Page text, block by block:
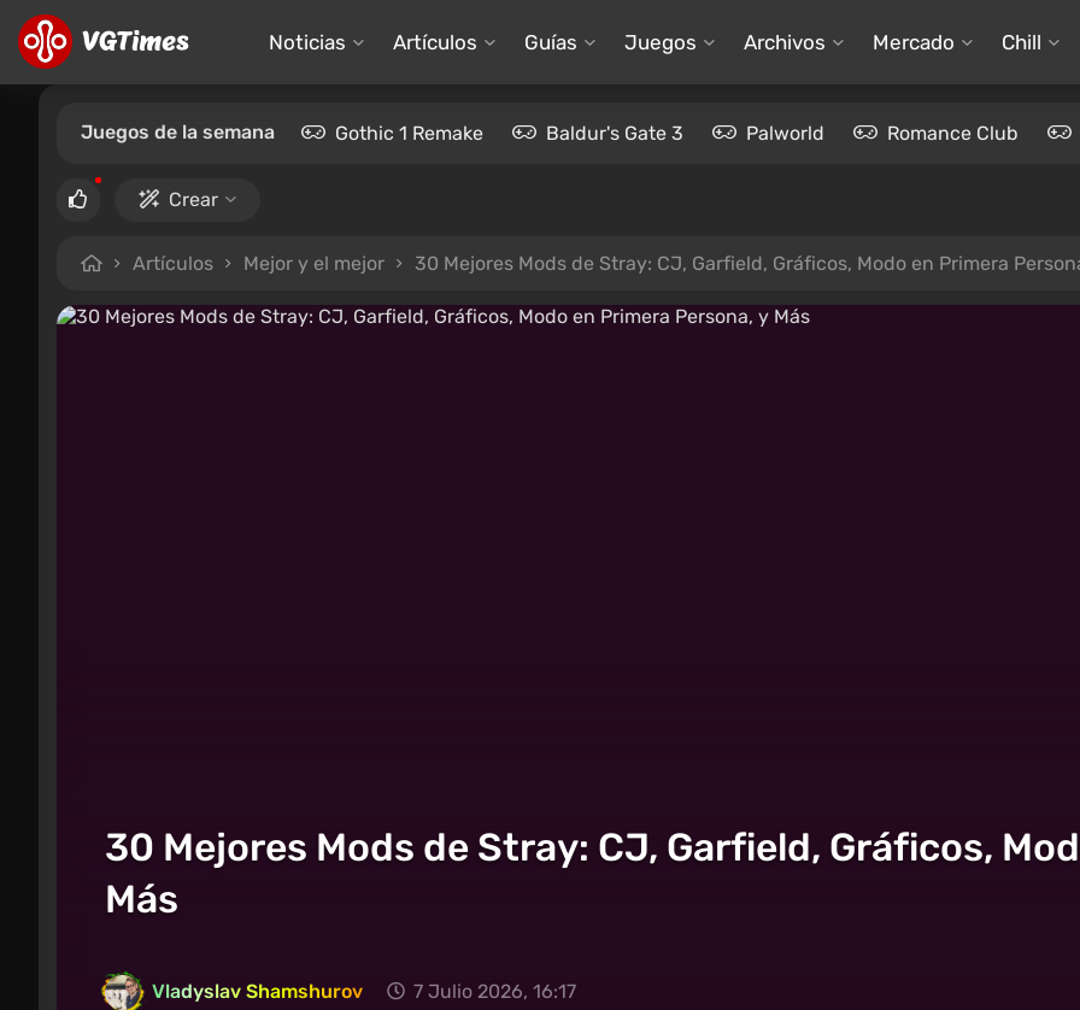
Noticias Artículos Guías Juegos Archivos Mercado Chill
Juegos de la semana Gothic 1 Remake Baldur's Gate 3 Palworld Romance Club
Crear
Artículos Mejor y el mejor 30 Mejores Mods de Stray: CJ, Garfield, Gráficos, Modo en Primera
30 Mejores Mods de Stray: CJ, Garfield, Gráficos,
Más
Vladyslav Shamshurov 7 Julio 2026, 16:17